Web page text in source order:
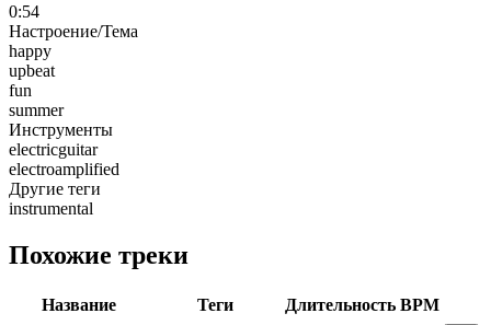
0:54
Настроение/Тема
happy
upbeat
fun
summer
Инструменты
electricguitar
electroamplified
Другие теги
instrumental
Похожие треки
Название Теги Длительность BPM